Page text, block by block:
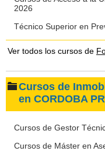
2026
Técnico Superior en
Ver todos los cursos de
Cursos de
en CORDOBA
Cursos de Gestor
Cursos de Máster en